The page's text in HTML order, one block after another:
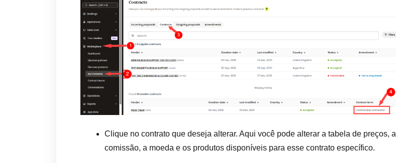
Clique no contrato que deseja alterar. Aqui você pode alterar a tabela de preços, a
comissão, a moeda e os produtos disponíveis para esse contrato específico.